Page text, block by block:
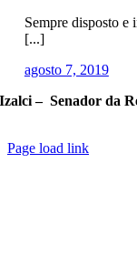
Sempre disposto
[...]
agosto 7, 2019
Izalci – Senador da
Page load link